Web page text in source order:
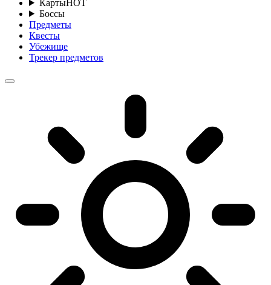
КартыHOT
Боссы
Предметы
Квесты
Убежище
Трекер предметов